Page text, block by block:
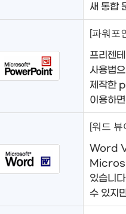
새 통합
[파워포
프리젠
사용법
제작한
이용하
[워드 뷰
Word
있습니
수 있지